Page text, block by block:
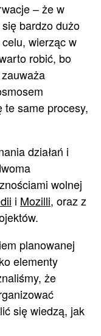
– że w
bardzo dużo
wierząc w
robić, bo
te same procesy,
działań i
wolnej
i Mozilli, oraz z
planowanej
elementy
że
się wiedzą, jak